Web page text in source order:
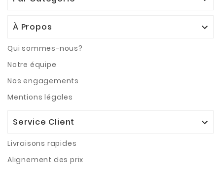
À Propos 
Qui sommes-nous?
Notre équipe
Nos engagements
Mentions légales
Service Client 
Livraisons rapides
Alignement des prix